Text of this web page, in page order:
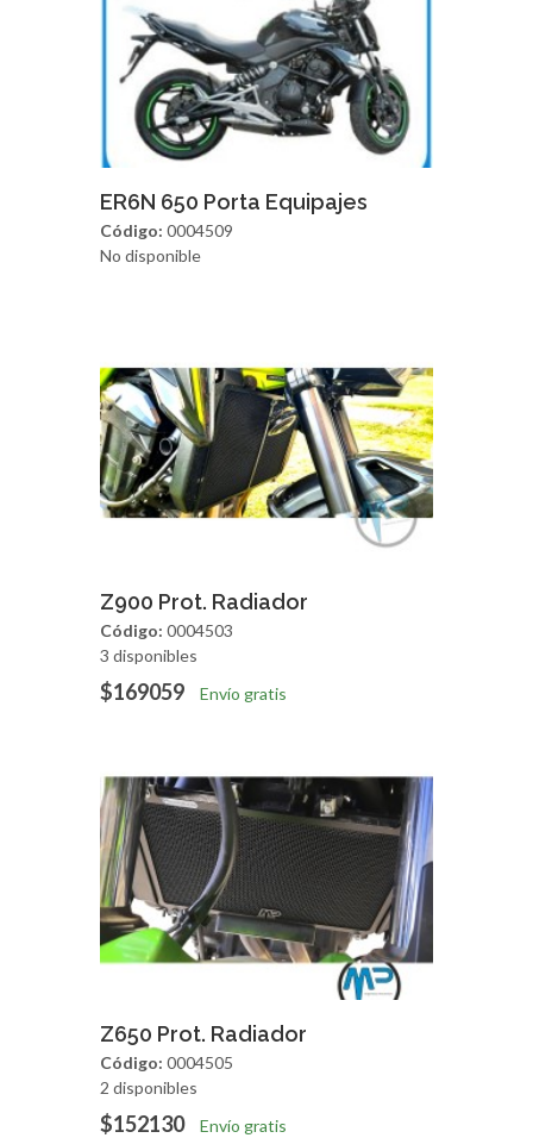
Agregar Vista Rapida
ER6N 650 Porta Equipajes
Código: 0004509
No disponible
Agregar
Z900 Prot. Radiador
Código: 0004503
3 disponibles
$169059 Envío gratis
Agregar
Z650 Prot. Radiador
Código: 0004505
2 disponibles
$152130 Envío gratis